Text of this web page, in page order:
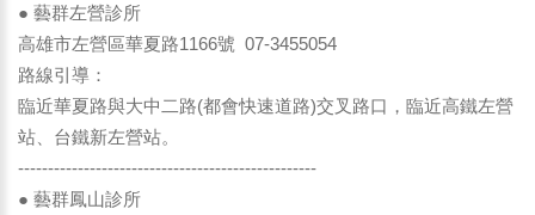
● 藝群左營診所
高雄市左營區華夏路1166號 07-3455054
路線引導：
臨近華夏路與大中二路(都會快速道路)交叉路口，臨近高鐵左營
站、台鐵新左營站。
--------------------------------------------------
● 藝群鳳山診所